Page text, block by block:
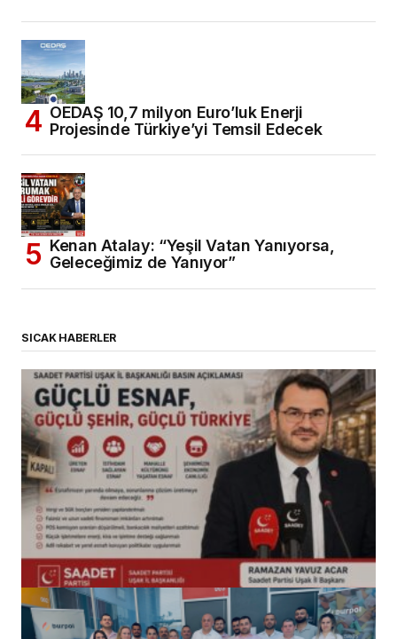
OEDAŞ 10,7 milyon Euro’luk Enerji
Projesinde Türkiye’yi Temsil Edecek
Kenan Atalay: “Yeşil Vatan Yanıyorsa,
Geleceğimiz de Yanıyor”
SICAK HABERLER
(başlıksız)
Alaattin Karahan tarafından 14/07/2026